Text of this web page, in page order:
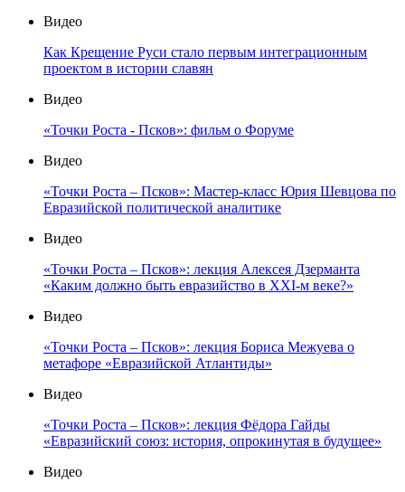
Видео
Как Крещение Руси стало первым интеграционным
проектом в истории славян
Видео
«Точки Роста - Псков»: фильм о Форуме
Видео
«Точки Роста – Псков»: Мастер-класс Юрия Шевцова по
Евразийской политической аналитике
Видео
«Точки Роста – Псков»: лекция Алексея Дзерманта
«Каким должно быть евразийство в XXI-м веке?»
Видео
«Точки Роста – Псков»: лекция Бориса Межуева о
метафоре «Евразийской Атлантиды»
Видео
«Точки Роста – Псков»: лекция Фёдора Гайды
«Евразийский союз: история, опрокинутая в будущее»
Видео